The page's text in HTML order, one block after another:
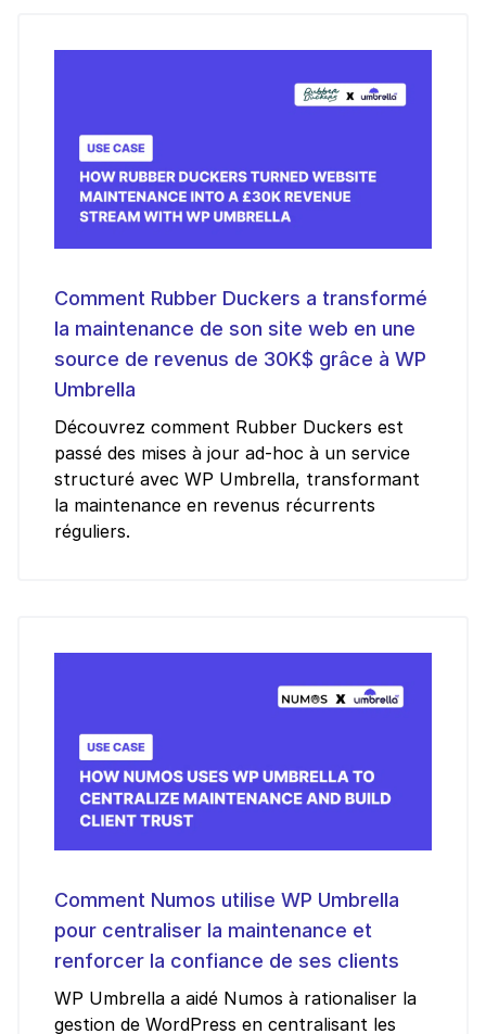
Comment Rubber Duckers a transformé
la maintenance de son site web en une
source de revenus de 30K$ grâce à WP
Umbrella
Découvrez comment Rubber Duckers est
passé des mises à jour ad-hoc à un service
structuré avec WP Umbrella, transformant
la maintenance en revenus récurrents
réguliers.
Comment Numos utilise WP Umbrella
pour centraliser la maintenance et
renforcer la confiance de ses clients
WP Umbrella a aidé Numos à rationaliser la
gestion de WordPress en centralisant les